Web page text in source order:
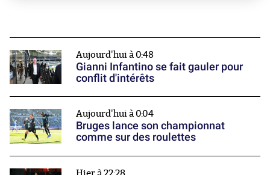
Aujourd'hui à 0:48
Gianni Infantino se fait gauler pour
conflit d'intérêts
Aujourd'hui à 0:04
Bruges lance son championnat
comme sur des roulettes